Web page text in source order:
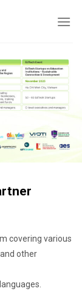
covering various
other